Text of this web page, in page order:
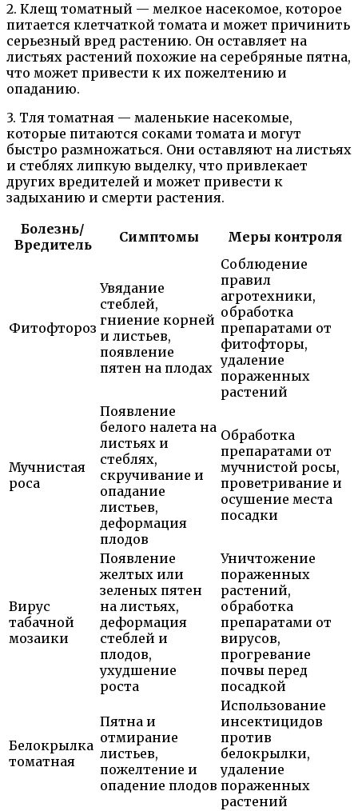
2. Клещ томатный — мелкое насекомое, которое
питается клетчаткой томата и может причинить
серьезный вред растению. Он оставляет на
листьях растений похожие на серебряные пятна,
что может привести к их пожелтению и
опаданию.
3. Тля томатная — маленькие насекомые,
которые питаются соками томата и могут
быстро размножаться. Они оставляют на листьях
и стеблях липкую выделку, что привлекает
других вредителей и может привести к
задыханию и смерти растения.
Болезнь/
Вредитель
Симптомы Меры контроля
Фитофтороз
Увядание
стеблей,
гниение корней
и листьев,
появление
пятен на плодах
Соблюдение
правил
агротехники,
обработка
препаратами от
фитофторы,
удаление
пораженных
растений
Мучнистая
роса
Появление
белого налета на
листьях и
стеблях,
скручивание и
опадание
листьев,
деформация
плодов
Обработка
препаратами от
мучнистой росы,
проветривание и
осушение места
посадки
Вирус
табачной
мозаики
Появление
желтых или
зеленых пятен
на листьях,
деформация
стеблей и
плодов,
ухудшение
роста
Уничтожение
пораженных
растений,
обработка
препаратами от
вирусов,
прогревание
почвы перед
посадкой
Белокрылка
томатная
Пятна и
отмирание
листьев,
пожелтение и
опадение плодов
Использование
инсектицидов
против
белокрылки,
удаление
пораженных
растений